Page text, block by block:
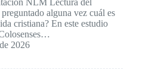
NLM Lectura del
alguna vez cuál es
cristiana? En este estudio
2026